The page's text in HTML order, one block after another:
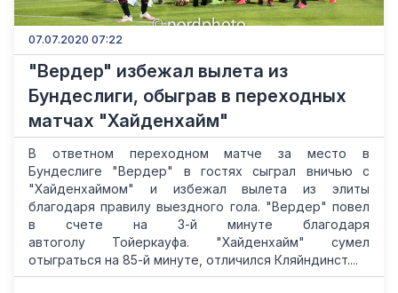
07.07.2020 07:22
"Вердер" избежал вылета из
Бундеслиги, обыграв в переходных
матчах "Хайденхайм"
В ответном переходном матче за место в
Бундеслиге "Вердер" в гостях сыграл вничью с
"Хайденхаймом" и избежал вылета из элиты
благодаря правилу выездного гола. "Вердер" повел
в счете на 3-й минуте благодаря
автоголу Тойеркауфа. "Хайденхайм" сумел
отыграться на 85-й минуте, отличился Кляйндинст....